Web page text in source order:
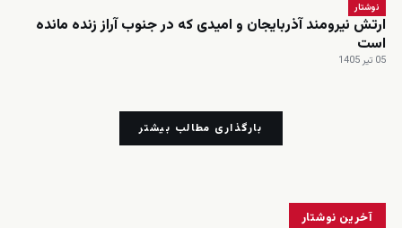
نوشتار
ارتش نیرومند آذربایجان و امیدی که در جنوب آراز زنده مانده
است
05 تیر 1405
بارگذاری مطالب بیشتر
آخرین نوشتار